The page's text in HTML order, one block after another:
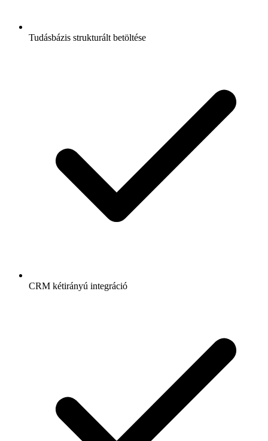
Tudásbázis strukturált betöltése
CRM kétirányú integráció